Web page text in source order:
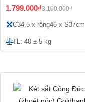
1.799.000₫3.100.000₫
C34,5 x rộng46 x S37cm
TL: 40 ± 5 kg